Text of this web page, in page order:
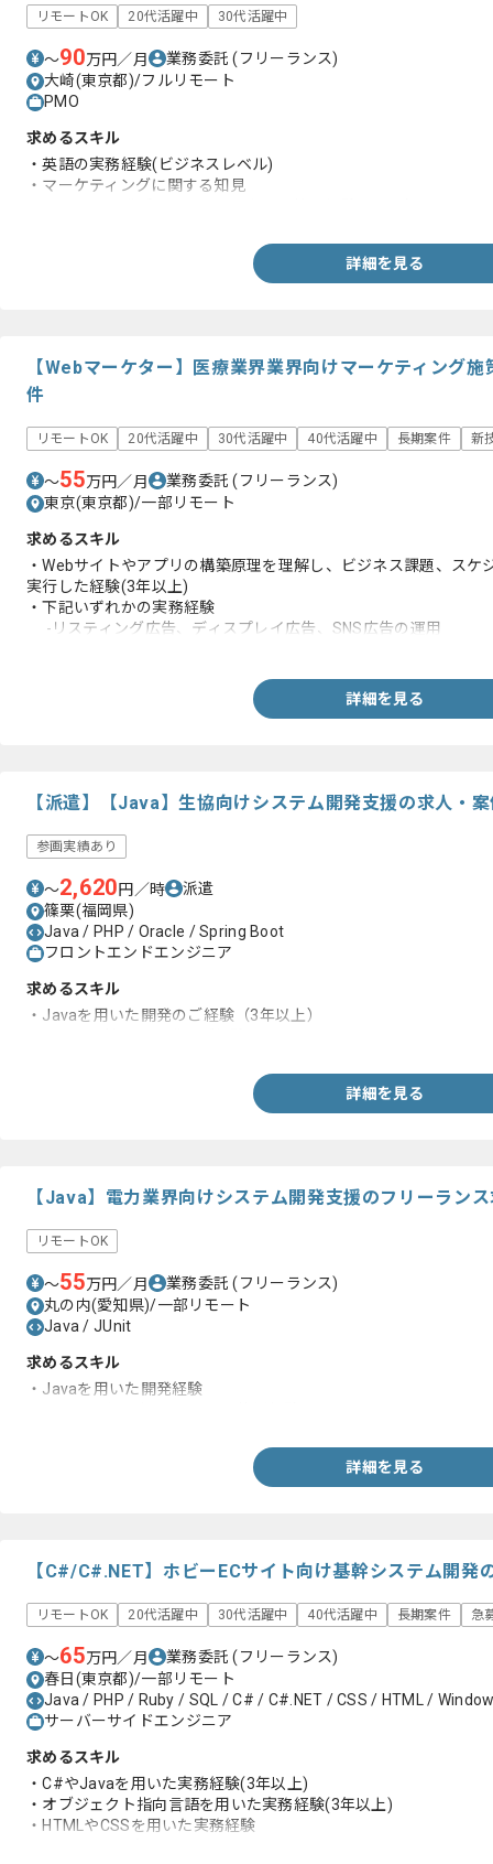
リモートOK 20代活躍中 30代活躍中
〜90万円／月 業務委託(フリーランス)
大崎(東京都)/フルリモート
PMO
求めるスキル
・英語の実務経験(ビジネスレベル)
・マーケティングに関する知見
詳細を見る
【Webマーケター】医療業界業界向けマーケティング
件
リモートOK 20代活躍中 30代活躍中 40代活躍中 長期案件 新
〜55万円／月 業務委託(フリーランス)
東京(東京都)/一部リモート
求めるスキル
・Webサイトやアプリの構築原理を理解し、ビジネス課題、スケ
実行した経験(3年以上)
・下記いずれかの実務経験
-リスティング広告、ディスプレイ広告、SNS広告の運用
-SNS運用、インフルエンサーマーケティング、PR施策の企画
詳細を見る
【派遣】【Java】生協向けシステム開発支援の求人・
参画実績あり
〜2,620円／時
派遣
篠栗(福岡県)
Java / PHP / Oracle / Spring Boot
フロントエンドエンジニア
求めるスキル
・Javaを用いた開発のご経験（3年以上）
詳細を見る
【Java】電力業界向けシステム開発支援のフリーラン
リモートOK
〜55万円／月 業務委託(フリーランス)
丸の内(愛知県)/一部リモート
Java / JUnit
求めるスキル
・Javaを用いた開発経験
詳細を見る
【C#/C#.NET】ホビーECサイト向け基幹システム開発
リモートOK 20代活躍中 30代活躍中 40代活躍中 長期案件 急
〜65万円／月 業務委託(フリーランス)
春日(東京都)/一部リモート
Java / PHP / Ruby / SQL / C# / C#.NET / CSS / HTML /
サーバーサイドエンジニア
求めるスキル
・C#やJavaを用いた実務経験(3年以上)
・オブジェクト指向言語を用いた実務経験(3年以上)
・HTMLやCSSを用いた実務経験